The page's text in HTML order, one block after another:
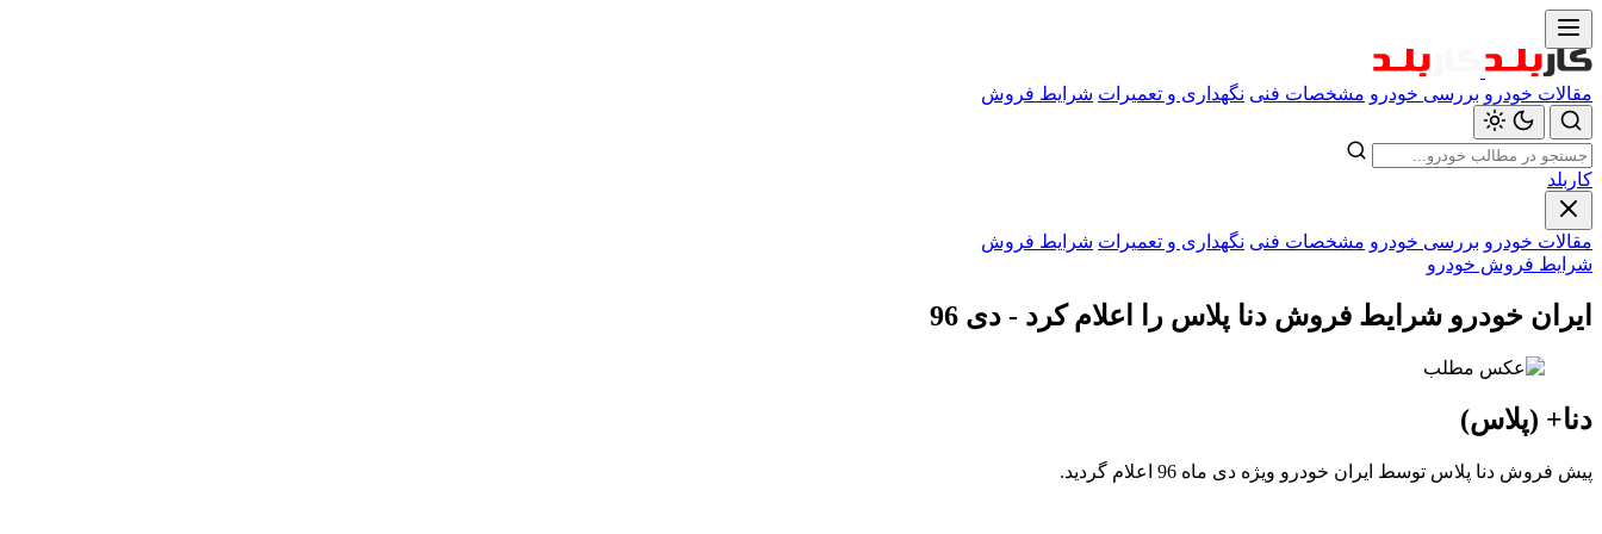
مقالات خودرو بررسی خودرو مشخصات فنی نگهداری و تعمیرات شرایط فروش
کاربلد
مقالات خودرو بررسی خودرو مشخصات فنی نگهداری و تعمیرات شرایط فروش
شرایط فروش خودرو
ایران خودرو شرایط فروش دنا پلاس را اعلام کرد - دی 96
دنا+ (پلاس)
پیش فروش دنا پلاس توسط ایران خودرو ویژه دی ماه 96 اعلام گردید.